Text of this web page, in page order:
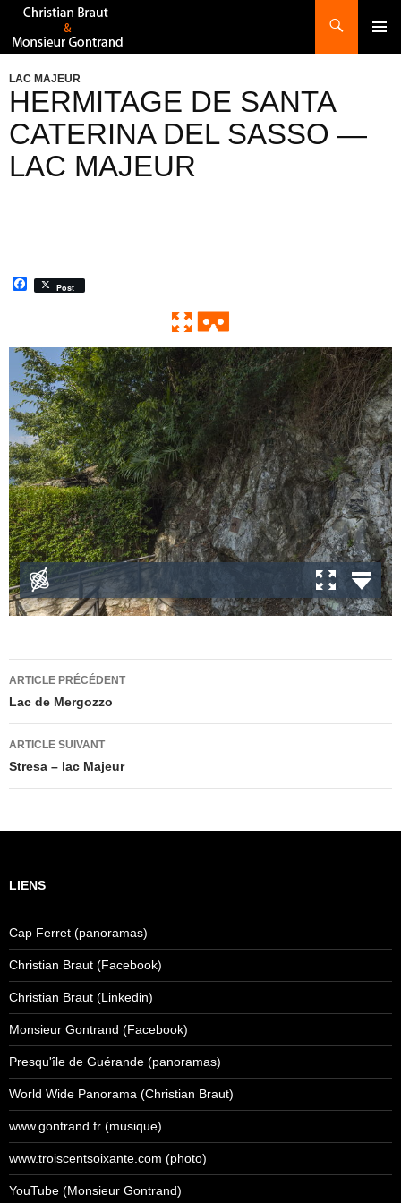
Recherche
AU
LAC MAJEUR
HERMITAGE DE SANTA
CATERINA DEL SASSO —
LAC MAJEUR
F
a
o
o
k
Post
Exit VR
VR Setup
0:00 / 0:00
Navigation
des
articles
ARTICLE PRÉCÉDENT
Lac de Mergozzo
ARTICLE SUIVANT
Stresa – lac Majeur
LIENS
Cap Ferret (panoramas)
Christian Braut (Facebook)
Christian Braut (Linkedin)
Monsieur Gontrand (Facebook)
Presqu'île de Guérande (panoramas)
World Wide Panorama (Christian Braut)
www.gontrand.fr (musique)
www.troiscentsoixante.com (photo)
YouTube (Monsieur Gontrand)